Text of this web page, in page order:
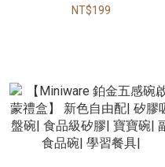
NT$199